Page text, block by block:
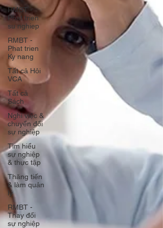
RMBT -
Phat trien
su nghiep
RMBT -
Phat trien
Ky nang
Tất cả Hỏi
VCA
Tất cả
Sách
Nghỉ việc &
chuyển đổi
sự nghiệp
Tìm hiểu
sự nghiệp
& thực tập
Thăng tiến
& làm quản
lý
RMBT -
Thay đổi
sự nghiệp